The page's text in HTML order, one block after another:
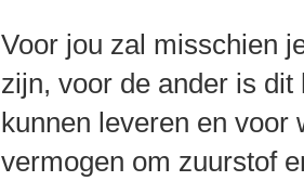
Voor jou zal misschien
zijn, voor de ander is
kunnen leveren en voor
vermogen om zuurstof